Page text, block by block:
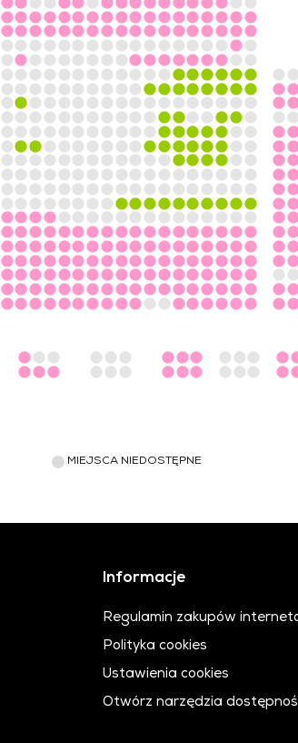
MIEJSCA NIEDOSTĘPNE
Informacje
Regulamin zakupów
Polityka cookies
Ustawienia cookies
Otwórz narzędzia